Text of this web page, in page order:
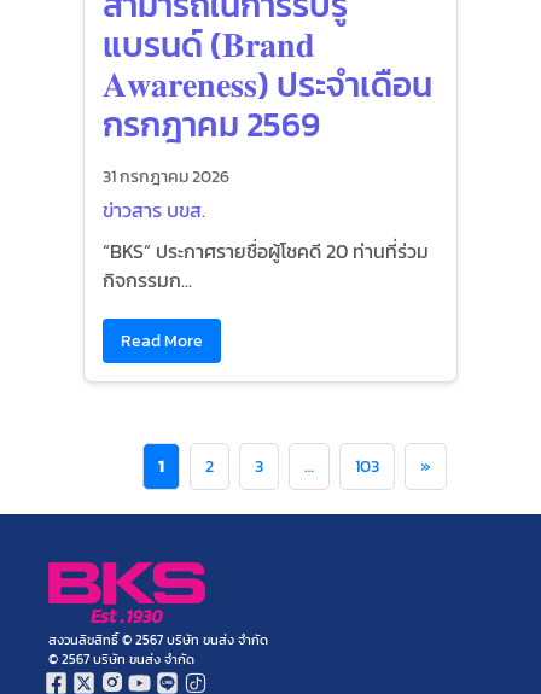
แบรนด์ (𝐁𝐫𝐚𝐧𝐝
𝐀𝐰𝐚𝐫𝐞𝐧𝐞𝐬𝐬) ประจำเดือน
กรกฎาคม 2569
31 กรกฎาคม 2026
ข่าวสาร บขส.
“BKS” ประกาศรายชื่อผู้โชคดี 20 ท่านที่ร่วม
กิจกรรมก...
Read More
1 2 3 … 103 »
สงวนลิขสิทธิ์ © 2567 บริษัท ขนส่ง จำกัด
© 2567 บริษัท ขนส่ง จำกัด